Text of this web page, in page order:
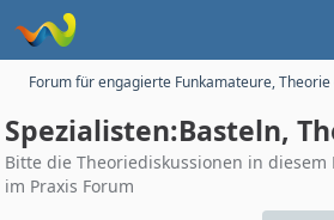
Forum für engagierte Funkamateure,
Spezialisten:Basteln,
Bitte die Theoriediskussionen in
im Praxis Forum